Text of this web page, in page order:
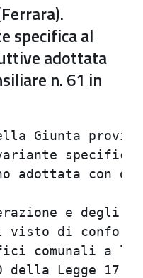
specifica al
adottata
n. 61 in
Giunta
specifica
adottata con
e degli
visto di
comunali a
Legge 17